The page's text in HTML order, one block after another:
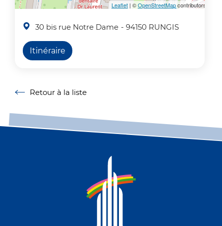
Leaflet | ©OpenStreetMapcontributors
30 bis rue Notre Dame - 94150 RUNGIS
Itinéraire
Retour à la liste
Retour à la liste